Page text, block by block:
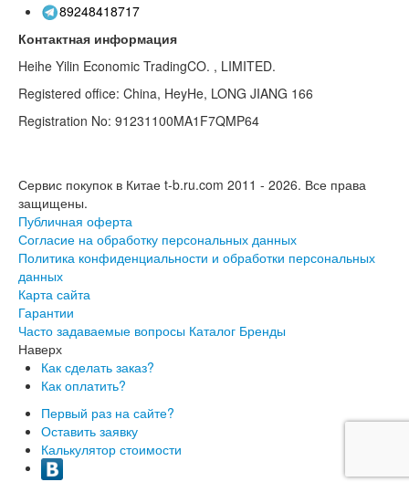
89248418717
Контактная информация
Heihe Yilin Economic TradingCO. , LIMITED.
Registered office: China, HeyHe, LONG JIANG 166
Registration No: 91231100MA1F7QMP64
Сервис покупок в Китае t-b.ru.com 2011 - 2026. Все права
защищены.
Публичная оферта
Согласие на обработку персональных данных
Политика конфиденциальности и обработки персональных
данных
Карта сайта
Гарантии
Часто задаваемые вопросы Каталог Бренды
Наверх
Как сделать заказ?
Как оплатить?
Первый раз на сайте?
Оставить заявку
Калькулятор стоимости